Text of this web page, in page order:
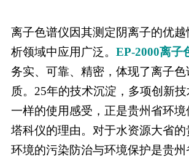
离子色谱仪因其测定阴离子的优
析领域中应用广泛。 EP-2000离子
务实、可靠、精密，体现了离子色
质。25年的技术沉淀，多项创新
一样的使用感受，正是贵州省环
塔科仪的理由。对于水资源大省
环境的污染防治与环境保护是贵